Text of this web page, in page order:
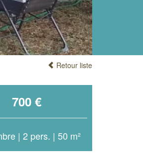
Retour liste
700 €
| 2 pers. | 50 m²